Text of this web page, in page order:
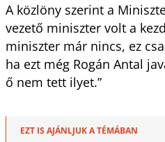
A közlöny szerint a
vezető miniszter volt a
miniszter már nincs, ez
ha ezt még Rogán Antal
ő nem tett ilyet.”
EZT IS AJÁNLJUK A TÉMÁBAN